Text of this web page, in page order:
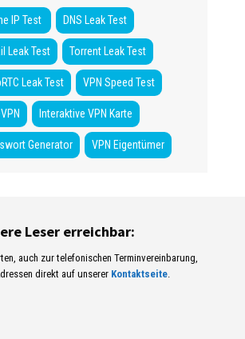
IP Test DNS Leak Test
Leak Test Torrent Leak Test
Leak Test VPN Speed Test
Interaktive VPN Karte
Generator VPN Eigentümer
Leser erreichbar:
auch zur telefonischen Terminvereinbarung,
direkt auf unserer Kontaktseite.